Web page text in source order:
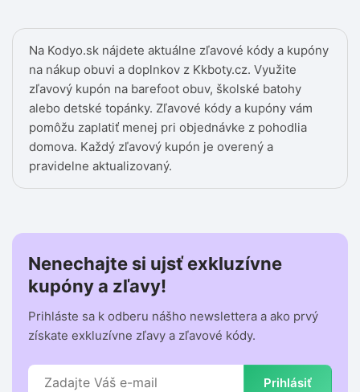
Na Kodyo.sk nájdete aktuálne zľavové kódy a kupóny
na nákup obuvi a doplnkov z Kkboty.cz. Využite
zľavový kupón na barefoot obuv, školské batohy
alebo detské topánky. Zľavové kódy a kupóny vám
pomôžu zaplatiť menej pri objednávke z pohodlia
domova. Každý zľavový kupón je overený a
pravidelne aktualizovaný.
Nenechajte si ujsť exkluzívne
kupóny a zľavy!
Prihláste sa k odberu nášho newslettera a ako prvý
získate exkluzívne zľavy a zľavové kódy.
Prihlásiť